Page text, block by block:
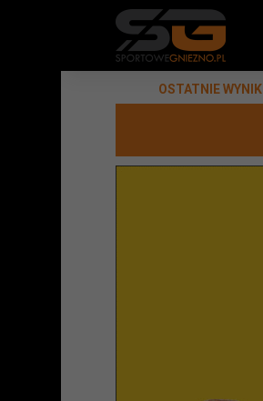
OSTATNIE WYNIKI